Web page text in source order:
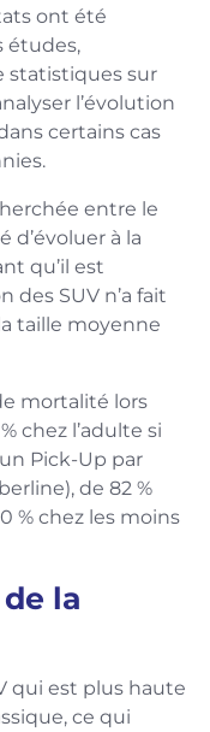
ont été
études,
statistiques sur
l’évolution
certains cas
entre le
d’évoluer à la
qu’il est
SUV n’a fait
taille moyenne
mortalité lors
chez l’adulte si
Pick-Up par
de 82 %
% chez les moins
la
qui est plus haute
ce qui